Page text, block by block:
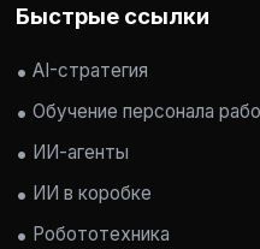
Быстрые ссылки
AI-стратегия
Обучение персонала
ИИ-агенты
ИИ в коробке
Робототехника